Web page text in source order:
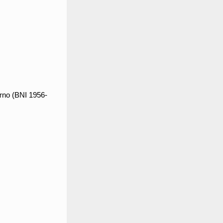
(BNI 1956-